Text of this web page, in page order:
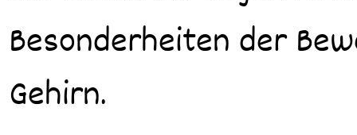
Besonderheiten der
Gehirn.